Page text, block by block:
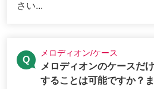
さい...
メロディオン/ケース
メロディオンのケースだ
することは可能ですか？